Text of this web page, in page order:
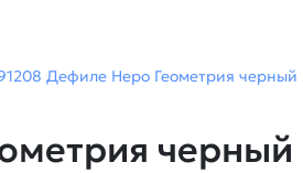
Дефиле Неро Геометрия
черный